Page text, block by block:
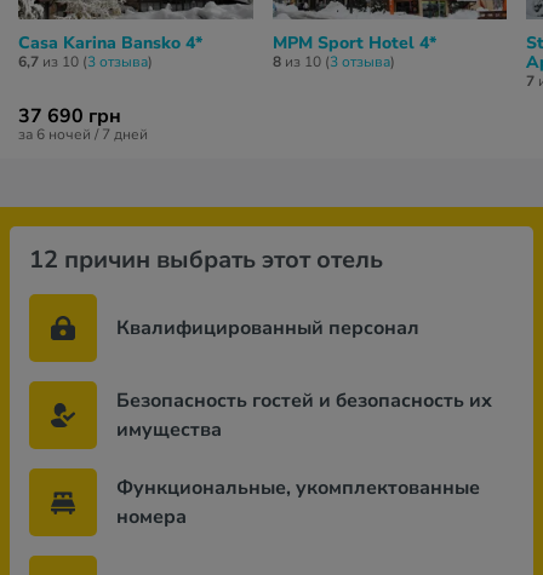
Casa Karina Bansko 4*
6,7 из 10 (3 отзывa)
37 690 грн
за 6 ночей / 7 дней
MPM Sport Hotel 4*
8из 10 (3 отзывa)
7
12 причин выбрать этот отель
Квалифицированный персонал
Безопасность гостей и безопасность их
имущества
Функциональные, укомплектованные
номера